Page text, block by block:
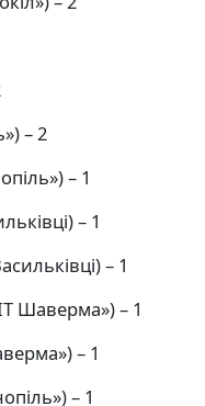
– 2
– 1
– 1
– 1
Шаверма») – 1
– 1
– 1